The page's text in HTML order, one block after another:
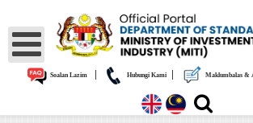
Soalan Lazim| Hubungi Kami| Maklumbalas &